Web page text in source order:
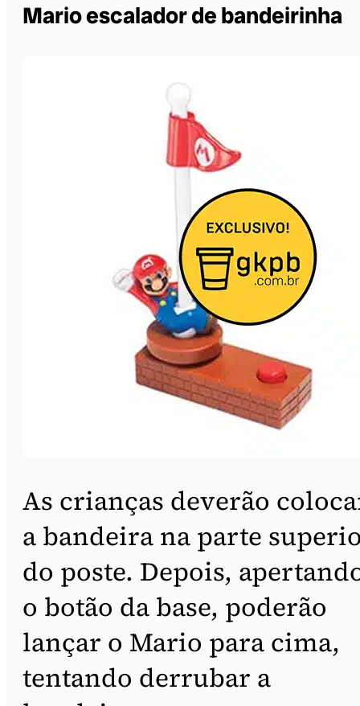
Mario escalador de bandeirinha
As crianças deverão
a bandeira na parte
do poste. Depois,
o botão da base, poderão
lançar o Mario para cima,
tentando derrubar a